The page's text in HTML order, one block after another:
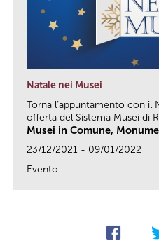
Natale nei Musei
Torna l’appuntamento con il
offerta del Sistema Musei di
Musei in Comune,
23/12/2021 - 09/01/2022
Evento